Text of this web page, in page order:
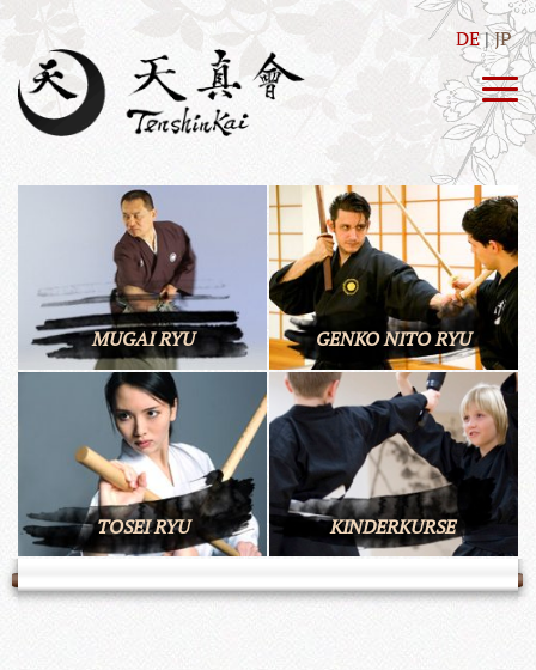
DE JP
MUGAI RYU GENKO NITO RYU
TOSEI RYU KINDERKURSE